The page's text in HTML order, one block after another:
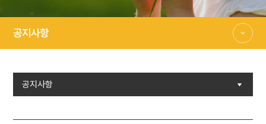
공지사항
공지사항